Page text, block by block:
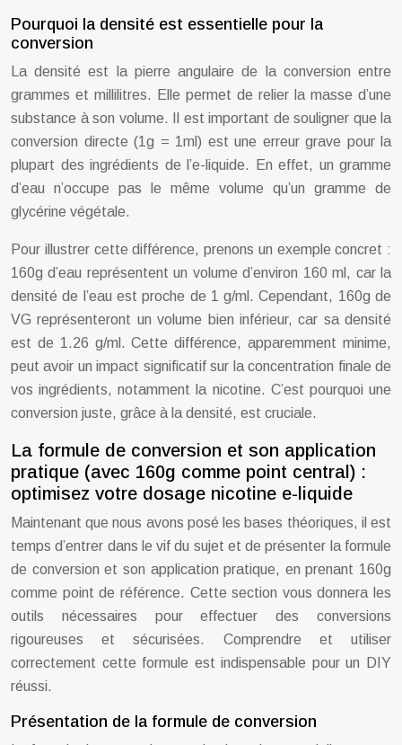
Pourquoi la densité est essentielle pour la
conversion
La densité est la pierre angulaire de la conversion entre
grammes et millilitres. Elle permet de relier la masse d’une
substance à son volume. Il est important de souligner que la
conversion directe (1g = 1ml) est une erreur grave pour la
plupart des ingrédients de l’e-liquide. En effet, un gramme
d’eau n’occupe pas le même volume qu’un gramme de
glycérine végétale.
Pour illustrer cette différence, prenons un exemple concret :
160g d’eau représentent un volume d’environ 160 ml, car la
densité de l’eau est proche de 1 g/ml. Cependant, 160g de
VG représenteront un volume bien inférieur, car sa densité
est de 1.26 g/ml. Cette différence, apparemment minime,
peut avoir un impact significatif sur la concentration finale de
vos ingrédients, notamment la nicotine. C’est pourquoi une
conversion juste, grâce à la densité, est cruciale.
La formule de conversion et son application
pratique (avec 160g comme point central) :
optimisez votre dosage nicotine e-liquide
Maintenant que nous avons posé les bases théoriques, il est
temps d’entrer dans le vif du sujet et de présenter la formule
de conversion et son application pratique, en prenant 160g
comme point de référence. Cette section vous donnera les
outils nécessaires pour effectuer des conversions
rigoureuses et sécurisées. Comprendre et utiliser
correctement cette formule est indispensable pour un DIY
réussi.
Présentation de la formule de conversion